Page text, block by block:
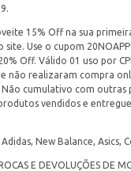
15% Off na sua
site. Use o cupom
Off. Válido 01 uso por
não realizaram compra
cumulativo com outras
vendidos e
Adidas, New Balance, Asics,
E DEVOLUÇÕES DE